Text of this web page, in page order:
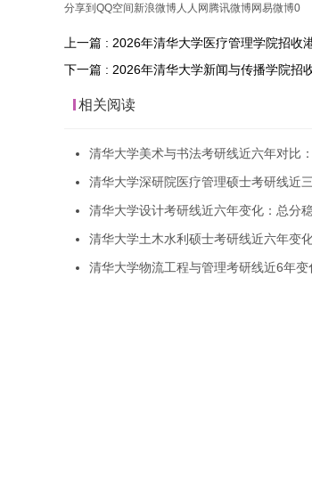
分享到 QQ空间 新浪微博人人网 腾讯微博网易微博0
上一篇 : 2026年清华大学医疗管理学院招收
下一篇 : 2026年清华大学新闻与传播学院招
相关阅读
清华大学美术与书法考研线近六年对比
清华大学深研院医疗管理硕士考研线近
清华大学设计考研线近六年变化：总分
清华大学土木水利硕士考研线近六年变
清华大学物流工程与管理考研线近6年变